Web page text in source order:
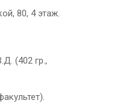
80, 4 этаж.
(402 гр.,